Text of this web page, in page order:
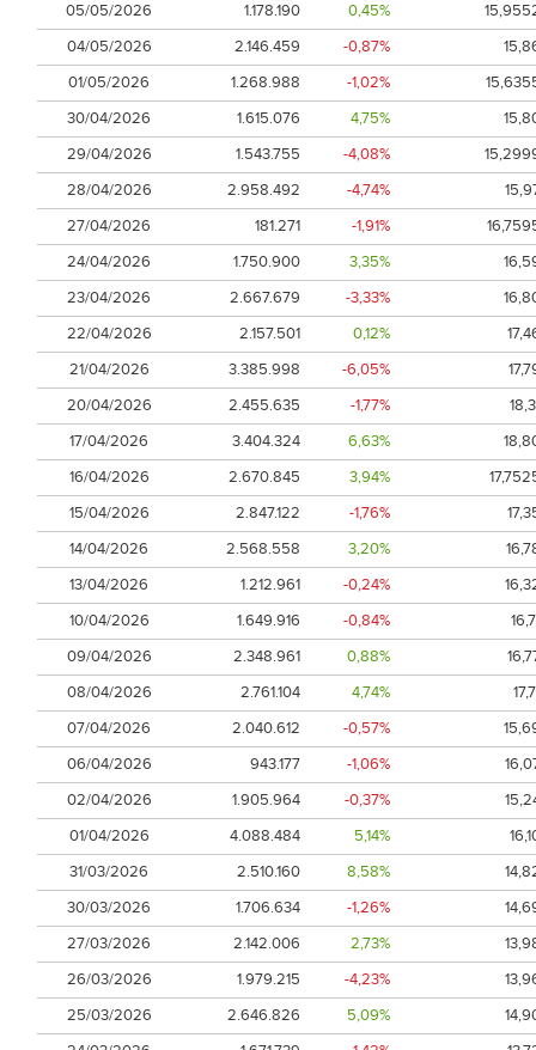
05/05/2026
1.178.190 0,45%
04/05/2026
2.146.459 -0,87%
01/05/2026
1.268.988 -1,02%
30/04/2026
1.615.076 4,75%
29/04/2026
1.543.755 -4,08%
28/04/2026
2.958.492 -4,74%
27/04/2026
181.271 -1,91%
24/04/2026
1.750.900 3,35%
23/04/2026
2.667.679 -3,33%
22/04/2026
2.157.501 0,12%
21/04/2026
3.385.998 -6,05%
20/04/2026
2.455.635 -1,77%
17/04/2026
3.404.324 6,63%
16/04/2026
2.670.845 3,94%
15/04/2026
2.847.122 -1,76%
14/04/2026
2.568.558 3,20%
13/04/2026
1.212.961 -0,24%
10/04/2026
1.649.916 -0,84%
09/04/2026
2.348.961 0,88%
08/04/2026
2.761.104 4,74%
07/04/2026
2.040.612 -0,57%
06/04/2026
943.177 -1,06%
02/04/2026
1.905.964 -0,37%
01/04/2026
4.088.484 5,14%
31/03/2026
2.510.160 8,58%
30/03/2026
1.706.634 -1,26%
27/03/2026
2.142.006 2,73%
26/03/2026
1.979.215 -4,23%
25/03/2026
2.646.826 5,09%